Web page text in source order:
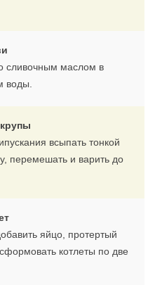
сливочным маслом в
воды.
всыпать тонкой
перемешать и варить до
яйцо, протертый
котлеты по две